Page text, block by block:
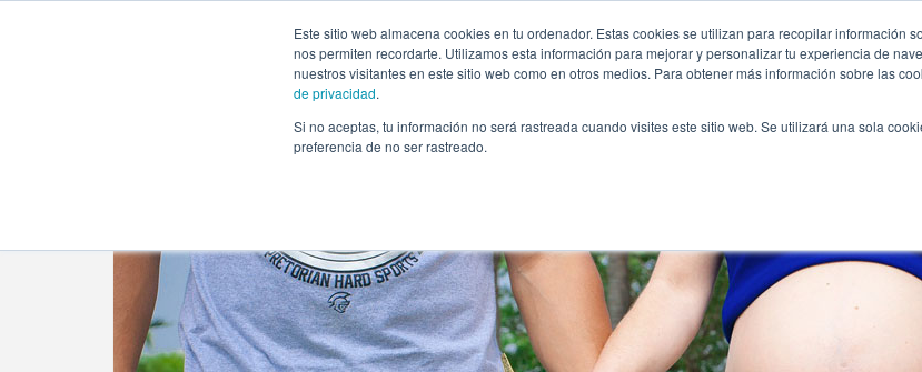
Este sitio web almacena cookies en tu ordenador. Estas cookies se utilizan para recopilar información
nos permiten recordarte. Utilizamos esta información para mejorar y personalizar tu experiencia de
nuestros visitantes en este sitio web como en otros medios. Para obtener más información sobre las
de privacidad.
Si no aceptas, tu información no será rastreada cuando visites este sitio web. Se utilizará una sola
preferencia de no ser rastreado.
INICIO QUIÉNES SOMOS TE
Baby Shower»Un bebé en camino ¿Baby shower o bautizo?